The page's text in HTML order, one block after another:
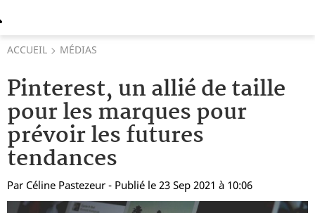
ACCUEIL MÉDIAS
Pinterest, un allié de taille
pour les marques pour
prévoir les futures
tendances
Par Céline Pastezeur - Publié le 23 Sep 2021 à 10:06